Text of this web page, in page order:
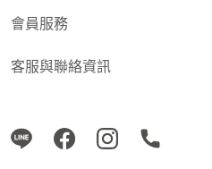
會員服務
客服與聯絡資訊